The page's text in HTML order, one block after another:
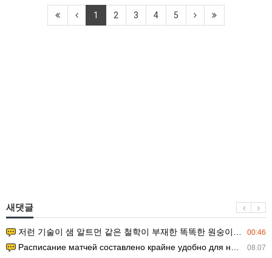
1 2 3 4 5
새댓글
00:46
저런 기술이 샘 알트먼 같은 철학이 부재한 똑똑한 원숭이에게 있다는게 문제.
08.07
Расписание матчей составлено крайне удобно для нашего часово…